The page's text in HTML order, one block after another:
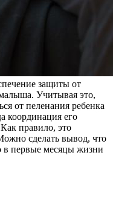
защиты от
Учитывая это,
от пеленания ребенка
координация его
правило, это
сделать вывод, что
в первые месяцы жизни